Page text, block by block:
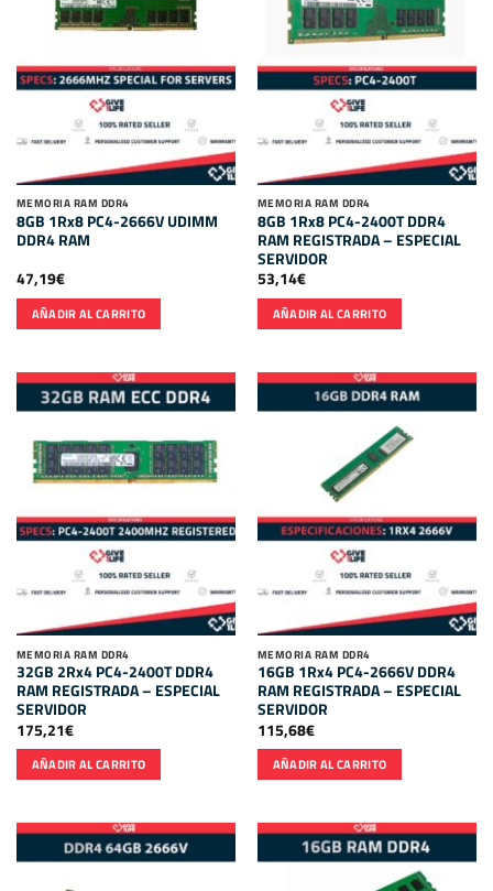
MEMORIA RAM DDR4
8GB 1Rx8 PC4-2666V UDIMM
DDR4 RAM
47,19€
AÑADIR AL CARRITO
MEMORIA RAM DDR4
8GB 1Rx8 PC4-2400T DDR4
RAM REGISTRADA – ESPECIAL
SERVIDOR
53,14€
AÑADIR AL CARRITO
MEMORIA RAM DDR4
32GB 2Rx4 PC4-2400T DDR4
RAM REGISTRADA – ESPECIAL
SERVIDOR
175,21€
AÑADIR AL CARRITO
MEMORIA RAM DDR4
16GB 1Rx4 PC4-2666V DDR4
RAM REGISTRADA – ESPECIAL
SERVIDOR
115,68€
AÑADIR AL CARRITO